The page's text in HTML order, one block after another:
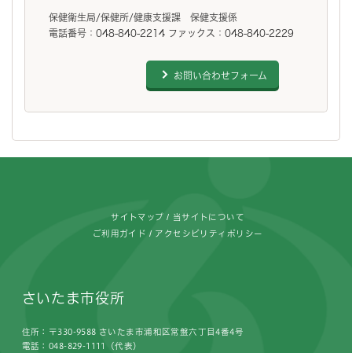
保健衛生局/保健所/健康支援課 保健支援係
電話番号：048-840-2214 ファックス：048-840-2229
お問い合わせフォーム
サイトマップ 当サイトについて
ご利用ガイド アクセシビリティポリシー
さいたま市役所
住所：〒330-9588 さいたま市浦和区常盤六丁目4番4号
電話：048-829-1111（代表）